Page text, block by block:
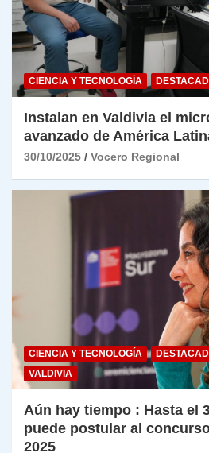
CIENCIA Y TECNOLOGÍA
Instalan en Valdivia el
avanzado de América
30/10/2025 Vocero Regional
CIENCIA Y TECNOLOGÍA
VALDIVIA
Aún hay tiempo : Hasta el
puede postular al
2025